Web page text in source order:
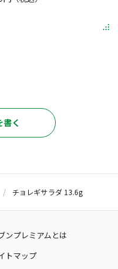
書く
チョレギサラダ 13.6g
ンプレミアムとは
トマップ